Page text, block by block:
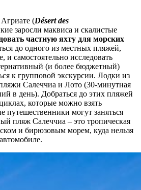
(Désert des
заросли маквиса и скалистые
частную яхту для морских
до одного из местных пляжей,
самостоятельно исследовать
(и более бюджетный)
к групповой экскурсии. Лодки из
Салеччиа и Лото (30-минутная
в день). Добраться до этих пляжей
которые можно взять
путешественники могут заняться
пляж Салеччиа – это тропическая
и бирюзовым морем, куда нельзя